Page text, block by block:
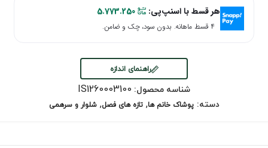
هر قسط با اسنپ‌پی: 5.773.250
۴ قسط ماهانه. بدون سود، چک و ضامن.
راهنمای اندازه
شناسه محصول: IS1260003100
دسته: پوشاک خانم ها, تازه های فصل, شلوار و سرهمی